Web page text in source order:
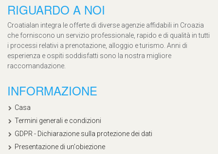
RIGUARDO A NOI
Croatialan integra le offerte di diverse agenzie affidabili in Croazia
che forniscono un servizio professionale, rapido e di qualità in tutti
i processi relativi a prenotazione, alloggio e turismo. Anni di
esperienza e ospiti soddisfatti sono la nostra migliore
raccomandazione.
INFORMAZIONE
Casa
Termini generali e condizioni
GDPR - Dichiarazione sulla protezione dei dati
Presentazione di un'obiezione